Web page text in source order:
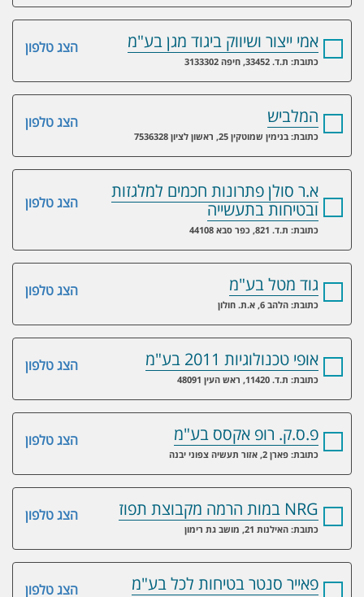
הצג טלפון אמי ייצור ושיווק ביגוד מגן בע"מ
כתובת: ת.ד. 33452, חיפה 3133302
הצג טלפון המלביש
כתובת: בנימין שמוטקין 25, ראשון לציון 7536328
הצג טלפון
א.ר סולן פתרונות חכמים למלגזות
ובטיחות בתעשייה
כתובת: ת.ד. 821, כפר סבא 44108
הצג טלפון גוד מטל בע"מ
כתובת: הלהב 6, א.ת. חולון
הצג טלפון אופי טכנולוגיות 2011 בע"מ
כתובת: ת.ד. 11420, ראש העין 48091
הצג טלפון פ.ס.ק. רופ אקסס בע"מ
כתובת: פארן 2, אזור תעשיה צפוני יבנה
הצג טלפון NRG במות הרמה מקבוצת תפוז
כתובת: האילנות 21, מושב גת רימון
הצג טלפון פאייר סנטר בטיחות לכל בע"מ